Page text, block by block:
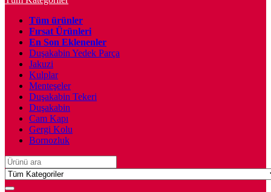
Tüm ürünler
Fırsat Ürünleri
En Son Eklenenler
Duşakabin Yedek Parça
Jakuzi
Kulplar
Menteşeler
Duşakabin Tekeri
Duşakabin
Cam Kapı
Gergi Kolu
Bornozluk
Search
for: